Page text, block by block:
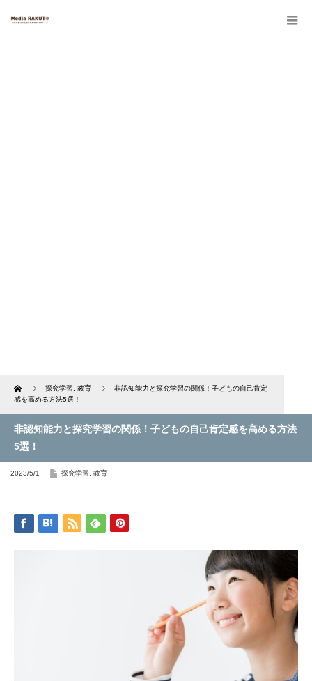
Home 探究学習 教育
非認知能力と探究学習の関係！子どもの自己肯定
感を高める方法5選！
非認知能力と探究学習の関係！子どもの自己肯定感を高める方法
5選！
2023/5/1 探究学習 教育